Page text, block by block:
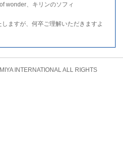
wonder、キリンのソフィ
ますが、何卒ご理解いただきますよ